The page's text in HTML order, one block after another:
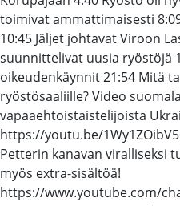
toimivat ammattimaisesti
10:45 Jäljet johtavat Viroon
suunnittelivat uusia ryöstöjä
oikeudenkäynnit 21:54 Mitä
ryöstösaaliille? Video
vapaaehtoistaistelijoista
https://youtu.be/
Petterin kanavan viralliseksi
myös extra-sisältöä!
https://www.youtube.com/